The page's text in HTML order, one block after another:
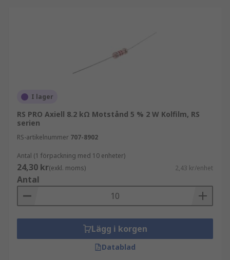
I lager
RS PRO Axiell 8.2 kΩ Motstånd 5 % 2 W Kolfilm, RS
serien
RS-artikelnummer 707-8902
Antal (1 förpackning med 10 enheter)
24,30 kr(exkl. moms) 2,43 kr/enhet
Antal
Lägg i korgen
Datablad